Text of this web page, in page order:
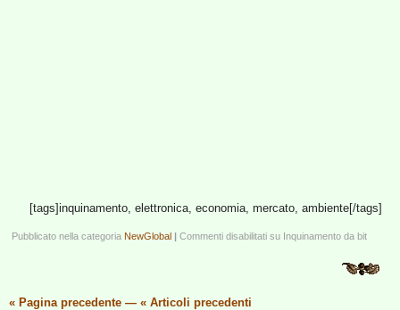
[tags]inquinamento, elettronica, economia, mercato, ambiente[/tags]
Pubblicato nella categoria NewGlobal | Commenti disabilitati su Inquinamento da bit
« Pagina precedente — « Articoli precedenti